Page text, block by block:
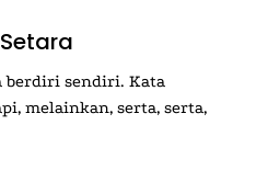
berdiri sendiri. Kata
melainkan, serta, serta,